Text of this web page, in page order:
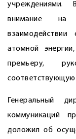
учреждениями.
внимание на
атомной
премьеру,
Генеральный
коммуникаций
доложил об